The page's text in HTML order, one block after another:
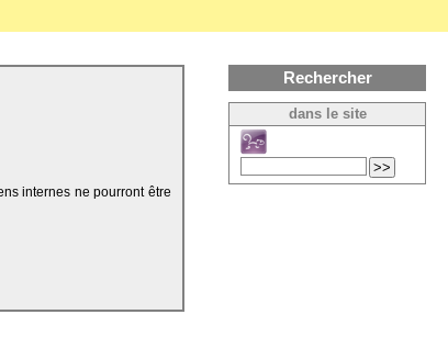
internes ne pourront être
Rechercher
dans le site